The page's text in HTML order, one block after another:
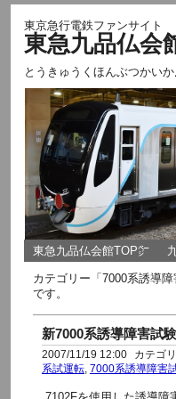
東京急行電鉄ファンサイト
東急九品仏会
とうきゅうくほんぶつかいか
東急九品仏会館TOP㌻
カテゴリー「7000系誘導
です。
新7000系誘導障害試験
2007/11/19 12:00 カテゴリ
系試運転, 7000系誘導障害